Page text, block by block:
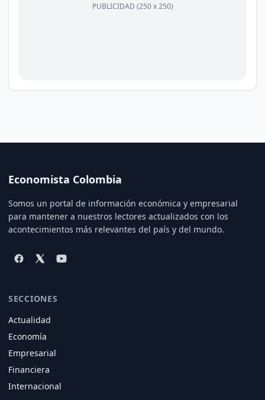
PUBLICIDAD (250 x 250)
Economista Colombia
Somos un portal de información económica y empresarial
para mantener a nuestros lectores actualizados con los
acontecimientos más relevantes del país y del mundo.
SECCIONES
Actualidad
Economía
Empresarial
Financiera
Internacional